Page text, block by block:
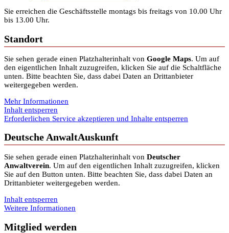
Sie erreichen die Geschäftsstelle montags bis freitags von 10.00 Uhr
bis 13.00 Uhr.
Standort
Sie sehen gerade einen Platzhalterinhalt von Google Maps. Um auf
den eigentlichen Inhalt zuzugreifen, klicken Sie auf die Schaltfläche
unten. Bitte beachten Sie, dass dabei Daten an Drittanbieter
weitergegeben werden.
Mehr Informationen
Inhalt entsperren
Erforderlichen Service akzeptieren und Inhalte entsperren
Deutsche AnwaltAuskunft
Sie sehen gerade einen Platzhalterinhalt von Deutscher
Anwaltverein. Um auf den eigentlichen Inhalt zuzugreifen, klicken
Sie auf den Button unten. Bitte beachten Sie, dass dabei Daten an
Drittanbieter weitergegeben werden.
Inhalt entsperren
Weitere Informationen
Mitglied werden